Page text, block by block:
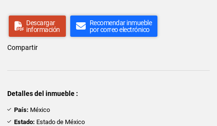
Descargar
información
Recomendar inmueble
por correo electrónico
Compartir
Detalles del inmueble :
País: México
Estado: Estado de México